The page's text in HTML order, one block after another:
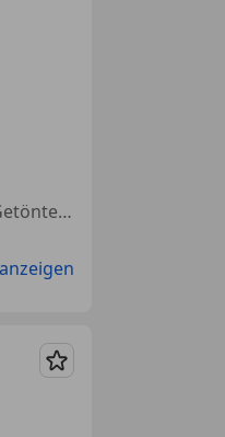
Schiebetür links, Schiebetür rechts, Isofix, Einparkhilfe Sensoren vorne, Klimaanlage, Airbag hinten, Getönte Scheiben, Beifahrerairbag
Merken